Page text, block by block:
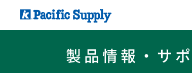
製品情報・サ